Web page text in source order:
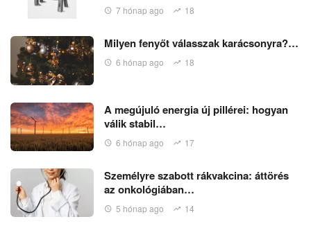
7 hónap ago 18
Milyen fenyőt válasszak karácsonyra?…
6 hónap ago 18
A megújuló energia új pillérei: hogyan
válik stabil…
6 hónap ago 17
Személyre szabott rákvakcina: áttörés
az onkológiában…
5 hónap ago 14